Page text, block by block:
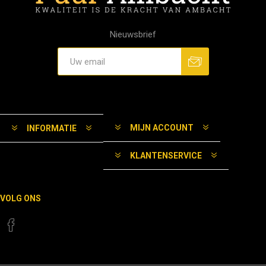
Nieuwsbrief
INFORMATIE MIJN ACCOUNT
KLANTENSERVICE
VOLG ONS